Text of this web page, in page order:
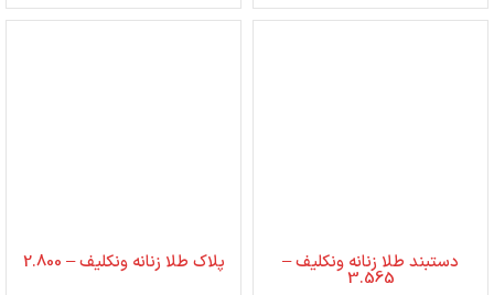
دستبند طلا زنانه ونکلیف –
3.565
پلاک طلا زنانه ونکلیف – 2.800